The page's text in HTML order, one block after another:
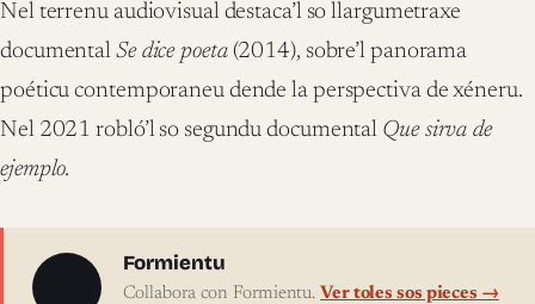
Nel terrenu audiovisual destaca’l so llargumetraxe
documental Se dice poeta(2014), sobre’l panorama
poéticu contemporaneu dende la perspectiva de xéneru.
Nel 2021 robló’l so segundu documental Que sirva de
ejemplo.
Sobre l'autor
Formientu
Collabora con Formientu.Ver toles sos pieces →